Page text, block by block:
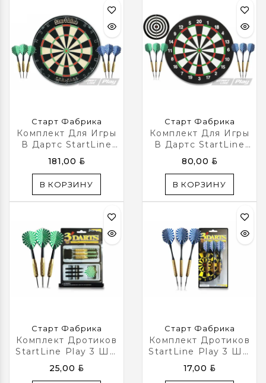
комплектом дротиков
(6 шт.)
Старт Фабрика
Комплект Для Игры
В Дартс StartLine
Play PRO-Play
181,00 BYN
В КОРЗИНУ
Старт Фабрика
Комплект Для Игры
В Дартс StartLine
Play Home-Play
80,00 BYN
В КОРЗИНУ
Старт Фабрика
Комплект Дротиков
StartLine Play 3 Шт.
В Индивидуальном
Футляре 18 Гр.
25,00 BYN
Старт Фабрика
Комплект Дротиков
StartLine Play 3 Шт.
16 Гр.
17,00 BYN